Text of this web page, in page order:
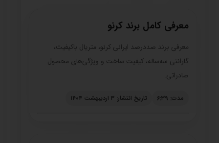
معرفی کامل برند کرنو
معرفی برند صددرصد ایرانی کرنو، متریال باکیفیت،
گارانتی سه‌ساله، کیفیت ساخت و ویژگی‌های محصول
صادراتی.
مدت: ۶:۳۹ تاریخ انتشار: ۳ اردیبهشت ۱۴۰۴